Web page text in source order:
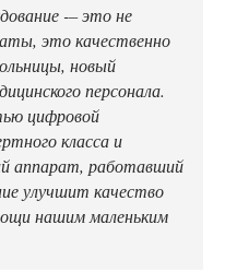
-– это не
это качественно
новый
персонала.
цифровой
класса и
аппарат, работавший
улучшит качество
нашим маленьким